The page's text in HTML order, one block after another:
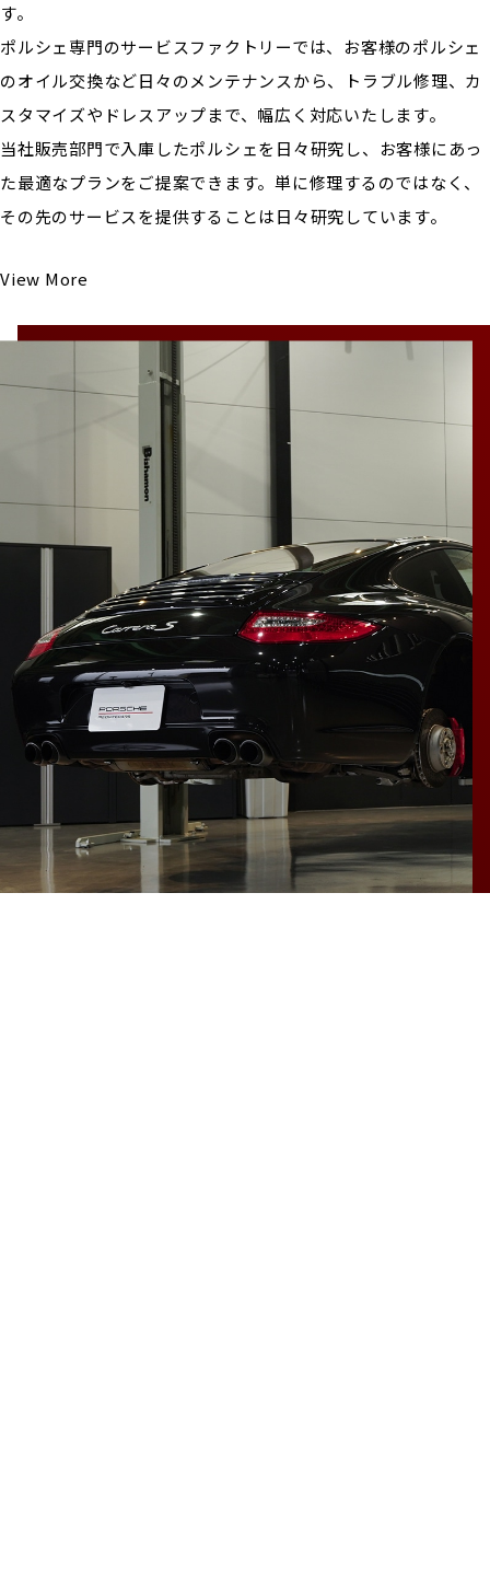
す。
ポルシェ専門のサービスファクトリーでは、お客様のポルシェ
のオイル交換など日々のメンテナンスから、トラブル修理、カ
スタマイズやドレスアップまで、幅広く対応いたします。
当社販売部門で入庫したポルシェを日々研究し、お客様にあっ
た最適なプランをご提案できます。単に修理するのではなく、
その先のサービスを提供することは日々研究しています。
View More